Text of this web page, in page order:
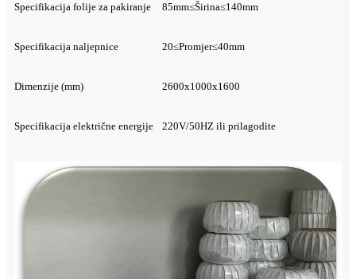
Specifikacija folije za pakiranje 85mm≤Širina≤140mm
Specifikacija naljepnice 20≤Promjer≤40mm
Dimenzije (mm) 2600x1000x1600
Specifikacija električne energije 220V/50HZ ili prilagodite